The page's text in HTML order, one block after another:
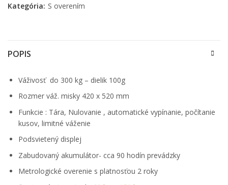
Kategória: S overením
POPIS
Váživosť do 300 kg – dielik 100g
Rozmer váž. misky 420 x 520 mm
Funkcie : Tára, Nulovanie , automatické vypínanie, počítanie
kusov, limitné váženie
Podsvietený displej
Zabudovaný akumulátor- cca 90 hodín prevádzky
Metrologické overenie s platnosťou 2 roky